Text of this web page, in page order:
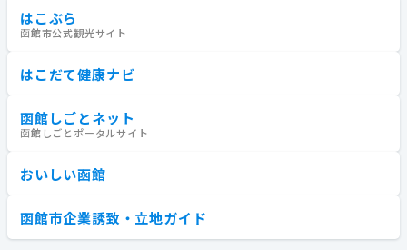
はこぶら
函館市公式観光サイト
はこだて健康ナビ
函館しごとネット
函館しごとポータルサイト
おいしい函館
函館市企業誘致・立地ガイド